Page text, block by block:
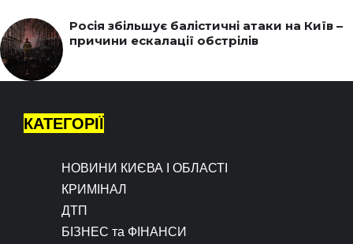
Росія збільшує балістичні атаки на Київ –
причини ескалації обстрілів
КАТЕГОРІЇ
НОВИНИ КИЄВА І ОБЛАСТІ
КРИМІНАЛ
ДТП
БІЗНЕС та ФІНАНСИ